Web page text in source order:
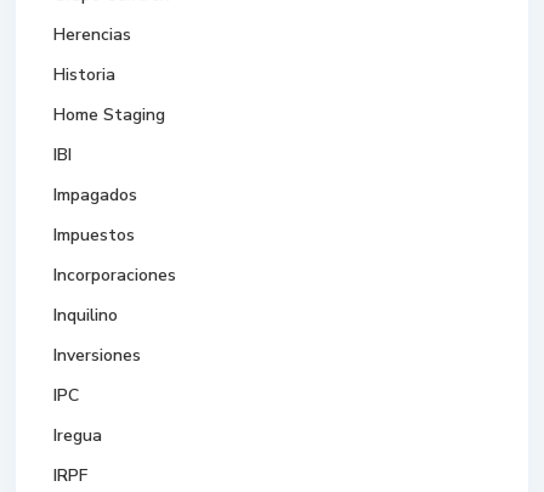
Herencias
Historia
Home Staging
IBI
Impagados
Impuestos
Incorporaciones
Inquilino
Inversiones
IPC
Iregua
IRPF